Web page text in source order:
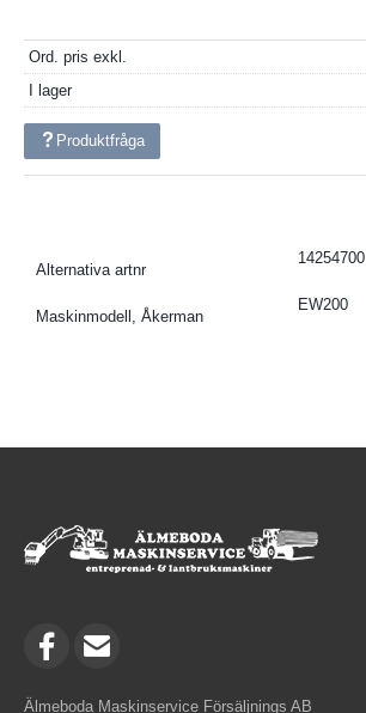
Ord. pris exkl.
I lager
Produktfråga
Alternativa artnr
14254700
Maskinmodell, Åkerman
EW200
Älmeboda Maskinservice Försäljnings AB